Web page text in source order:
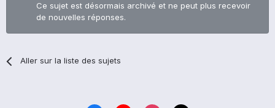
Ce sujet est désormais archivé et ne peut plus recevoir
de nouvelles réponses.
Aller sur la liste des sujets